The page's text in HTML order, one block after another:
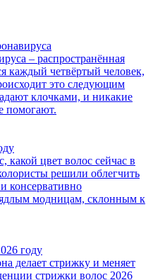
– распространённая
каждый четвёртый человек,
это следующим
клочками, и никакие
помогают.
какой цвет волос сейчас в
решили облегчить
консервативно
модницам, склонным к
году
делает стрижку и меняет
стрижки волос 2026